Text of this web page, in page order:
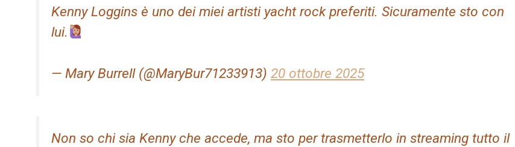
Kenny Loggins è uno dei miei artisti yacht rock preferiti. Sicuramente sto con
lui.
— Mary Burrell (@MaryBur71233913) 20 ottobre 2025
Non so chi sia Kenny che accede, ma sto per trasmetterlo in streaming tutto il